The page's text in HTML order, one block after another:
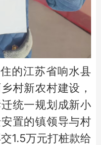
的江苏省响水县
村新农村建设，
统一规划成新小
置的镇领导与村
1.5万元打桩款给